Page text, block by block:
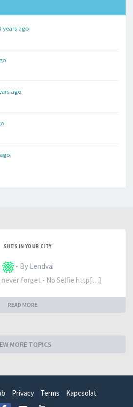
years ago
ago
SHE'S IN YOUR CITY
- By Lendvai
never forget - No Selfie http[…]
READ MORE
MORE TOPICS
Privacy Terms Kapcsolat